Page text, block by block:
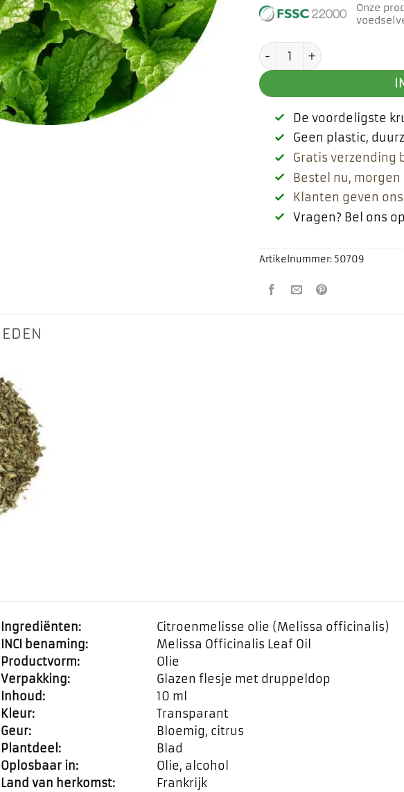
Onze
Citroenmelisse
De voordeligste
Geen plastic,
Gratis verzending
Bestel nu, morgen
Klanten geven
Vragen? Bel ons op
Artikelnummer:50709
aan
Ingrediënten:
Citroenmelisse olie (Melissa officinalis)
INCI benaming:
Melissa Officinalis Leaf Oil
Productvorm:
Olie
Verpakking:
Glazen flesje met druppeldop
Inhoud:
10 ml
Kleur:
Transparant
Geur:
Bloemig, citrus
Plantdeel:
Blad
Oplosbaar in:
Olie, alcohol
Land van herkomst:
Frankrijk